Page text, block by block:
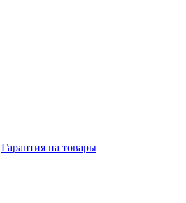
Гарантия на товары